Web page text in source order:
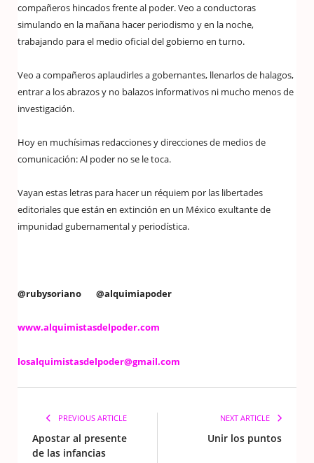
compañeros hincados frente al poder. Veo a conductoras
simulando en la mañana hacer periodismo y en la noche,
trabajando para el medio oficial del gobierno en turno.
Veo a compañeros aplaudirles a gobernantes, llenarlos de halagos,
entrar a los abrazos y no balazos informativos ni mucho menos de
investigación.
Hoy en muchísimas redacciones y direcciones de medios de
comunicación: Al poder no se le toca.
Vayan estas letras para hacer un réquiem por las libertades
editoriales que están en extinción en un México exultante de
impunidad gubernamental y periodística.
@rubysoriano @alquimiapoder
www.alquimistasdelpoder.com
losalquimistasdelpoder@gmail.com
PREVIOUS ARTICLE
Apostar al presente
de las infancias
NEXT ARTICLE
Unir los puntos